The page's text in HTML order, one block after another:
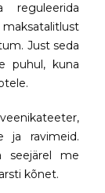
Just seda
puhul, kuna
ja ravimeid.
seejärel me
kõnet.